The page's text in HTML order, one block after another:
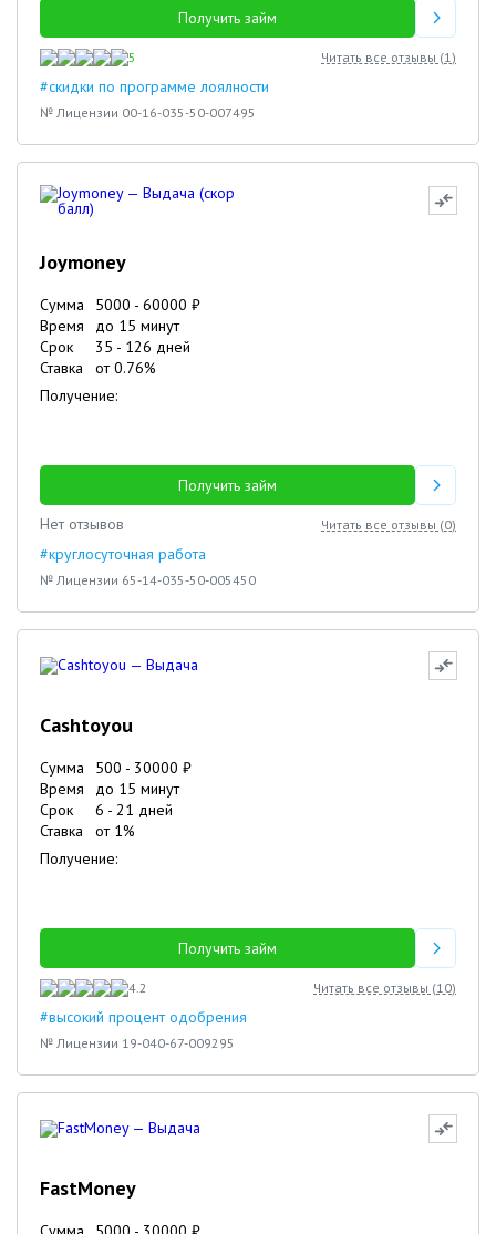
Получить займ
5 Читать все отзывы (1)
#скидки по программе лоялности
№ Лицензии 00-16-035-50-007495
Joymoney
Сумма 5000 - 60000 ₽
Время
до 15 минут
Срок
35 - 126 дней
Ставка
от0.76%
Получение:
Получить займ
Нет отзывов
Читать все отзывы (0)
#круглосуточная работа
№ Лицензии 65-14-035-50-005450
Cashtoyou
Сумма 500 - 30000 ₽
Время
до 15 минут
Срок
6 - 21 дней
Ставка
от 1%
Получение:
Получить займ
4.2 Читать все отзывы (10)
#высокий процент одобрения
№ Лицензии 19-040-67-009295
FastMoney